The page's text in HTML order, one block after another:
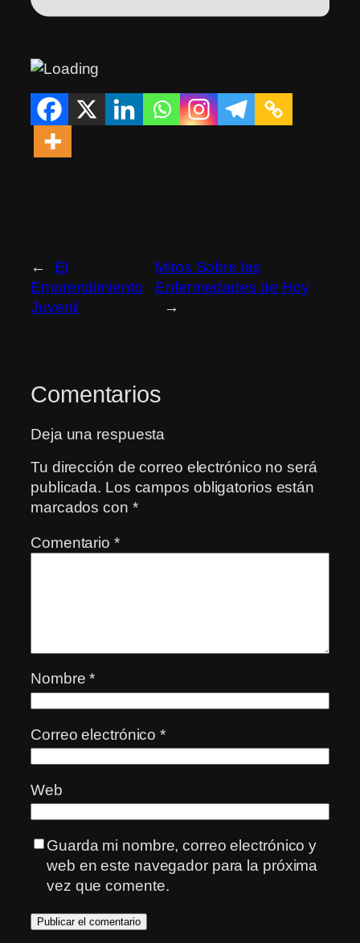
←
El
Emprendimiento
Juvenil
Mitos Sobre las
Enfermedades de Hoy
→
Comentarios
Deja una respuesta
Tu dirección de correo electrónico no será
publicada. Los campos obligatorios están
marcados con *
Comentario *
Nombre*
Correo electrónico*
Web
Guarda mi nombre, correo electrónico y
web en este navegador para la próxima
vez que comente.